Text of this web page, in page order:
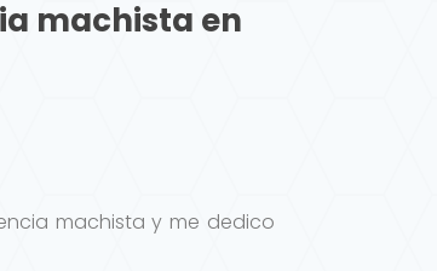
machista en
machista y me dedico